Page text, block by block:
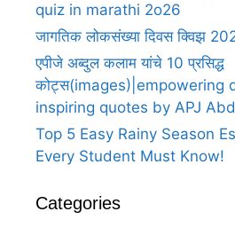
quiz in marathi 2o26
जागतिक लोकसंख्या दिवस क्विझ
एपीजे अब्दुल कलाम यांचे 10 प्रसिद्ध
कोट्स(images)|empowering
inspiring quotes by APJ
Top 5 Easy Rainy Season
Every Student Must Know!
Categories